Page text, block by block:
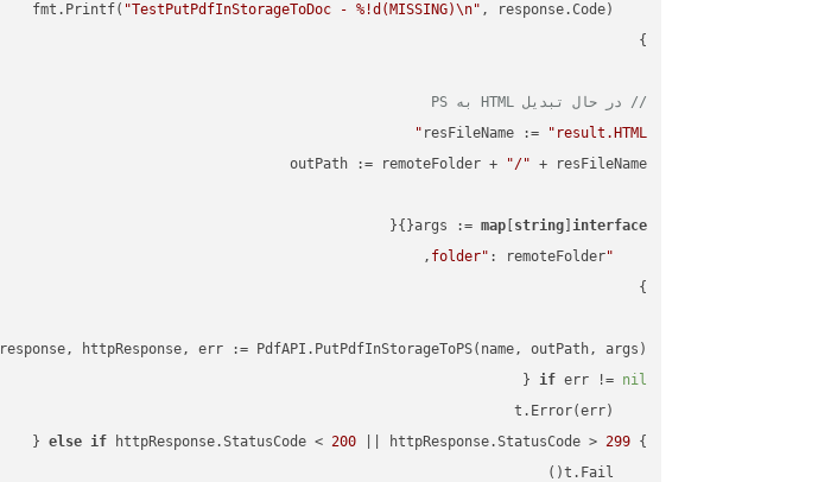
"TestPutPdfInStorageToDoc - %!d(MISSING)\n"
// در حال تبدیل HTML به PS
resFileName :=
"result.HTML"
outPath := remoteFolder +
"/"
args := map[ string] interface
"folder"
response, httpResponse, err := PdfAPI.PutPdfInStorageToPS(name, outPath, args)
if err != nil
}
else if httpResponse.StatusCode < 200 || httpResponse.StatusCode > 299